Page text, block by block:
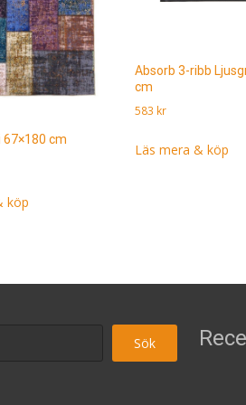
cm
köp
Absorb 3-ribb
cm
583 kr
Läs mera & köp
Sök